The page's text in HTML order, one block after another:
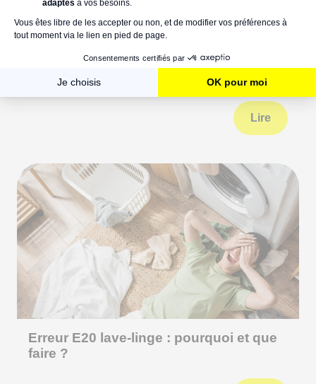
Erreur E09 lave-vaisselle : pourquoi et
que faire ?
Lire
Erreur E20 lave-linge : pourquoi et que
faire ?